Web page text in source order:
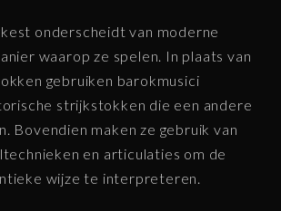
onderscheidt van moderne
waarop ze spelen. In plaats van
gebruiken barokmusici
strijkstokken die een andere
Bovendien maken ze gebruik van
en articulaties om de
wijze te interpreteren.